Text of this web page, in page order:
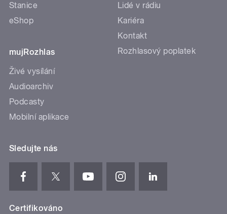
Stanice
eShop
mujRozhlas
Živé vysílání
Audioarchiv
Podcasty
Mobilní aplikace
Lidé v rádiu
Kariéra
Kontakt
Rozhlasový poplatek
Sledujte nás
Certifikováno